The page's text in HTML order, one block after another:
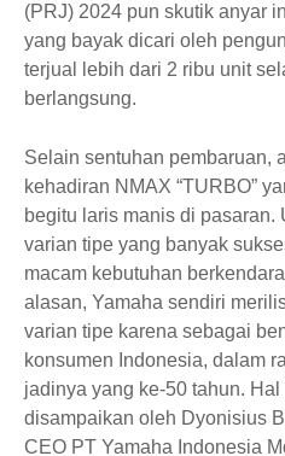
(PRJ) 2024 pun skutik anyar
yang bayak dicari oleh
terjual lebih dari 2 ribu unit
berlangsung.
Selain sentuhan pembaruan,
kehadiran NMAX “TURBO”
begitu laris manis di pasaran.
varian tipe yang banyak
macam kebutuhan
alasan, Yamaha sendiri
varian tipe karena sebagai
konsumen Indonesia, dalam
jadinya yang ke-50 tahun.
disampaikan oleh Dyonisius
CEO PT Yamaha Indonesia